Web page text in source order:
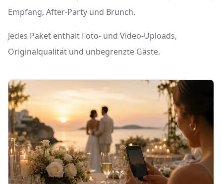
Empfang, After-Party und Brunch.
Jedes Paket enthält Foto- und Video-Uploads,
Originalqualität und unbegrenzte Gäste.